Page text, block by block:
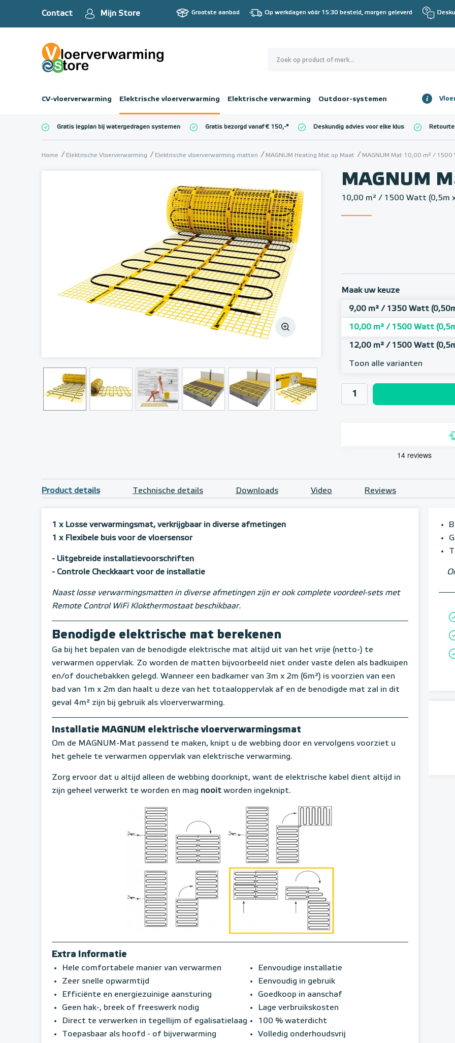
Contact Mijn Store Grootste aanbod Op werkdagen vóór 15:30 besteld, morgen geleverd
CV-vloerverwarming Elektrische vloerverwarming Elektrische verwarming Outdoor-systemen
€ 0,00
Gratis legplan bij watergedragen systemen Gratis bezorgd vanaf € 150,-* Deskundig advies voor elke klus
Home Elektrische Vloerverwarming Elektrische vloerverwarming matten MAGNUM Heating Mat op Maat MAGNUM Mat 10,00 m² / 1500
MAGNUM
10,00 m² / 1500 Watt (0,5m
Maak uw keuze
9,00 m² / 1350 Watt
10,00 m² / 1500 Watt
12,00 m² / 1500 Watt
Toon alle varianten
Product details Technische details Downloads Video Reviews
1 x Losse verwarmingsmat, verkrijgbaar in diverse afmetingen
1 x Flexibele buis voor de vloersensor
- Uitgebreide installatievoorschriften
- Controle Checkkaart voor de installatie
Naast losse verwarmingsmatten in diverse afmetingen zijn er ook complete voordeel-sets met
Remote Control WiFi Klokthermostaat beschikbaar.
Benodigde elektrische mat berekenen
Ga bij het bepalen van de benodigde elektrische mat altijd uit van het vrije (netto-) te
verwarmen oppervlak. Zo worden de matten bijvoorbeeld niet onder vaste delen als badkuipen
en/of douchebakken gelegd. Wanneer een badkamer van 3m x 2m (6m²) is voorzien van een
bad van 1m x 2m dan haalt u deze van het totaaloppervlak af en de benodigde mat zal in dit
geval 4m² zijn bij gebruik als vloerverwarming.
Installatie MAGNUM elektrische vloerverwarmingsmat
Om de MAGNUM-Mat passend te maken, knipt u de webbing door en vervolgens voorziet u
het gehele te verwarmen oppervlak van elektrische verwarming.
Zorg ervoor dat u altijd alleen de webbing doorknipt, want de elektrische kabel dient altijd in
zijn geheel verwerkt te worden en mag nooit worden ingeknipt.
Extra Informatie
Hele comfortabele manier van verwarmen
Zeer snelle opwarmtijd
Efficiënte en energiezuinige aansturing
Geen hak-, breek of freeswerk nodig
Direct te verwerken in tegellijm of egalisatielaag
Toepasbaar als hoofd - of bijverwarming
Eenvoudige installatie
Eenvoudig in gebruik
Goedkoop in aanschaf
Lage verbruikskosten
100 % waterdicht
Volledig onderhoudsvrij